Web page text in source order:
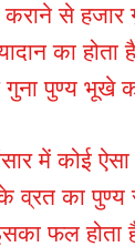
कराने से
का
गुना पुण्य भूखे
में कोई ऐसा
व्रत का
फल